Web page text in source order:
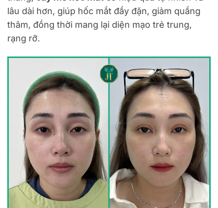
lâu dài hơn, giúp hốc mắt đầy đặn, giảm quầng
thâm, đồng thời mang lại diện mạo trẻ trung,
rạng rỡ.